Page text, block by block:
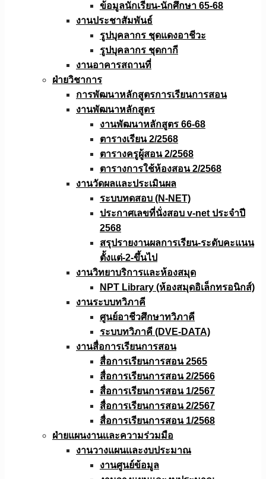
ข้อมูลนักเรียน-นักศึกษา 65-68
งานประชาสัมพันธ์
รูปบุคลากร ชุดแดงอาชีวะ
รูปบุคลากร ชุดกากี
งานอาคารสถานที่
ฝ่ายวิชาการ
การพัฒนาหลักสูตรการเรียนการสอน
งานพัฒนาหลักสูตร
งานพัฒนาหลักสูตร 66-68
ตารางเรียน 2/2568
ตารางครูผู้สอน 2/2568
ตารางการใช้ห้องสอน 2/2568
งานวัดผลเเละประเมินผล
ระบบทดสอบ (N-NET)
ประกาศเลขที่นั่งสอบ v-net ประจำปี
2568
สรุปรายงานผลการเรียน-ระดับคะแนน
ตั้งแต่-2-ขึ้นไป
งานวิทยาบริการเเละห้องสมุด
NPT Library (ห้องสมุดอิเล็กทรอนิกส์)
งานระบบทวิภาคี
ศูนย์อาชีวศึกษาทวิภาคี
ระบบทวิภาคี (DVE-DATA)
งานสื่อการเรียนการสอน
สื่อการเรียนการสอน 2565
สื่อการเรียนการสอน 2/2566
สื่อการเรียนการสอน 1/2567
สื่อการเรียนการสอน 2/2567
สื่อการเรียนการสอน 1/2568
ฝ่ายแผนงานเเละความร่วมมือ
งานวางแผนเเละงบประมาณ
งานศูนย์ข้อมูล